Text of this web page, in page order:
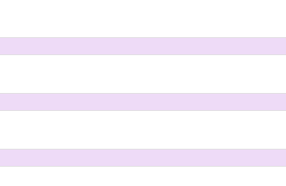
Francisco, California, US